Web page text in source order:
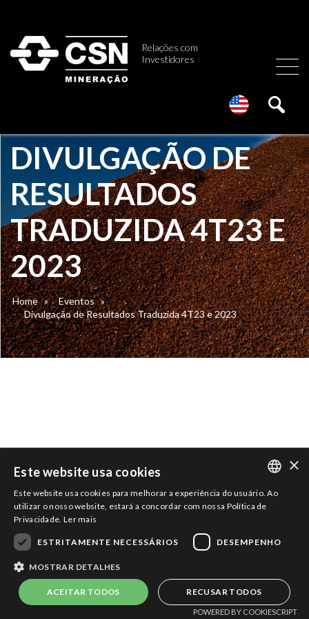
Relações com
Investidores
DIVULGAÇÃO DE
RESULTADOS
TRADUZIDA 4T23 E
2023
Home » Eventos »
Divulgação de Resultados Traduzida 4T23 e 2023
COPYRIGHT 2026 - TODOS OS
Condições de Uso|Política de
Privacidade
Powered byMZ
PORTUGUESE
×
Este website usa cookies
Este website usa cookies para melhorar a experiência do usuário. Ao
utilizar o nosso website, estará a concordar com nossa Política de
Privacidade. Ler mais
ESTRITAMENTE NECESSÁRIOS DESEMPENHO
MOSTRAR DETALHES
ACEITAR TODOS RECUSAR TODOS
POWERED BY COOKIESCRIPT